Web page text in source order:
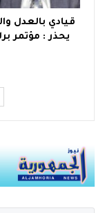
قيادي بالعدل
يحذر : مؤتمر